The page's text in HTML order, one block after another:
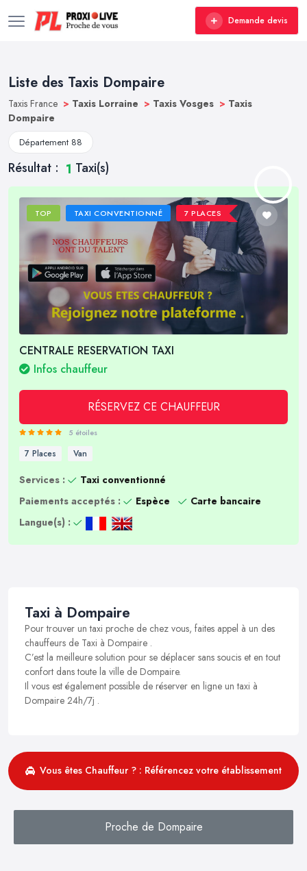
Demande devis
Liste des Taxis Dompaire
Taxis France > Taxis Lorraine > Taxis Vosges > Taxis
Dompaire
Département 88
Résultat : 1 Taxi(s)
TOP TAXI CONVENTIONNÉ 7 PLACES
CENTRALE RESERVATION TAXI
Infos chauffeur
RÉSERVEZ CE CHAUFFEUR
5 étoiles
7 Places Van
Services :
Taxi conventionné
Paiements acceptés :
Espèce
Carte bancaire
Langue(s) :
Taxi à Dompaire
Pour trouver un taxi proche de chez vous, faites appel à un des
chauffeurs de Taxi à Dompaire .
C’est la meilleure solution pour se déplacer sans soucis et en tout
confort dans toute la ville de Dompaire.
Il vous est également possible de réserver en ligne un taxi à
Dompaire 24h/7j .
Vous êtes Chauffeur ? : Référencez votre établissement
Proche de Dompaire